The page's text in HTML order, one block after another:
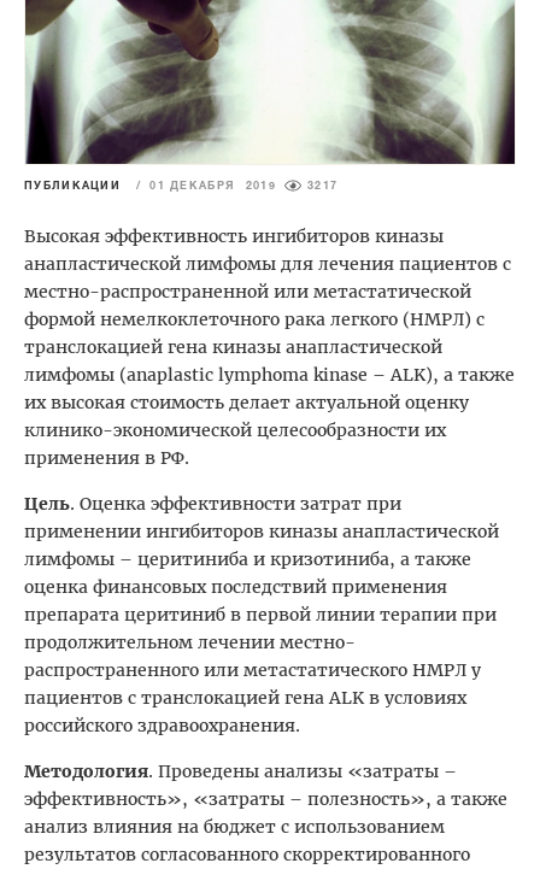
ПУБЛИКАЦИИ / 01 ДЕКАБРЯ 2019 3217
Высокая эффективность ингибиторов киназы
анапластической лимфомы для лечения пациентов с
местно-распространенной или метастатической
формой немелкоклеточного рака легкого (НМРЛ) с
транслокацией гена киназы анапластической
лимфомы (anaplastic lymphoma kinase – ALK), а также
их высокая стоимость делает актуальной оценку
клинико-экономической целесообразности их
применения в РФ.
Цель. Оценка эффективности затрат при
применении ингибиторов киназы анапластической
лимфомы – церитиниба и кризотиниба, а также
оценка финансовых последствий применения
препарата церитиниб в первой линии терапии при
продолжительном лечении местно-
распространенного или метастатического НМРЛ у
пациентов с транслокацией гена ALK в условиях
российского здравоохранения.
Методология. Проведены анализы «затраты –
эффективность», «затраты – полезность», а также
анализ влияния на бюджет с использованием
результатов согласованного скорректированного